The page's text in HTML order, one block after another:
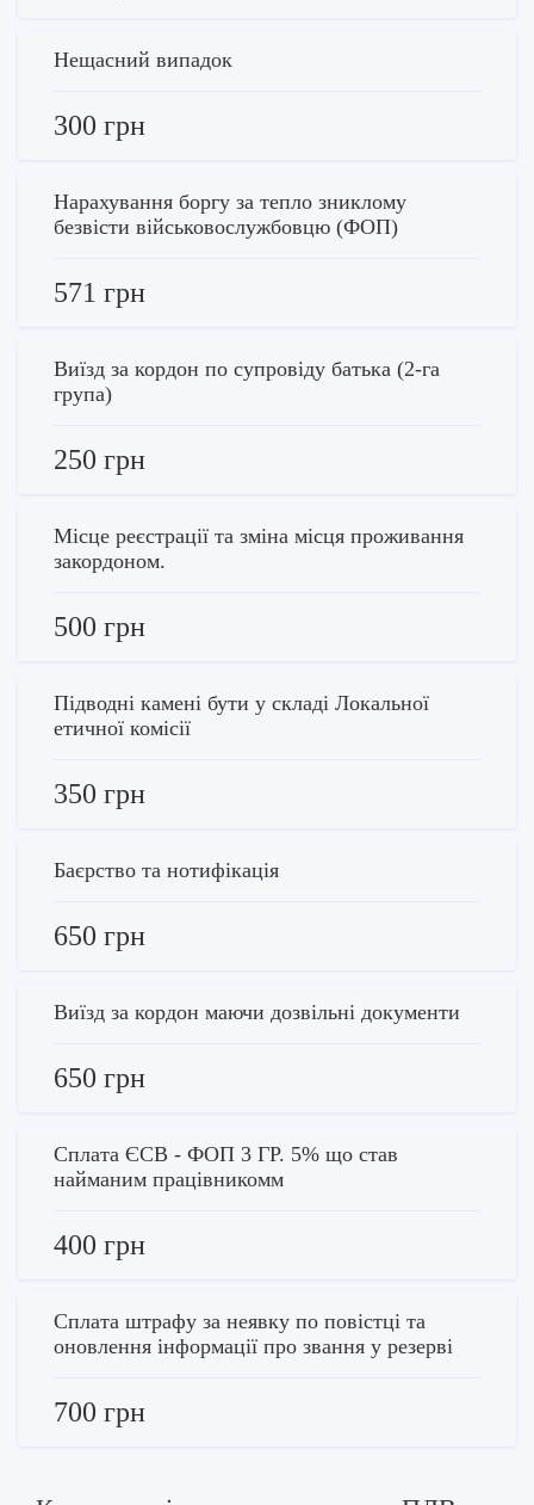
Нещасний випадок
300 грн
Нарахування боргу за тепло зниклому
безвісти військовослужбовцю (ФОП)
571 грн
Виїзд за кордон по супровіду батька (2-га
група)
250 грн
Місце реєстрації та зміна місця проживання
закордоном.
500 грн
Підводні камені бути у складі Локальної
етичної комісії
350 грн
Баєрство та нотифікація
650 грн
Виїзд за кордон маючи дозвільні документи
650 грн
Сплата ЄСВ - ФОП 3 ГР. 5% що став
найманим працівникомм
400 грн
Сплата штрафу за неявку по повістці та
оновлення інформації про звання у резерві
700 грн